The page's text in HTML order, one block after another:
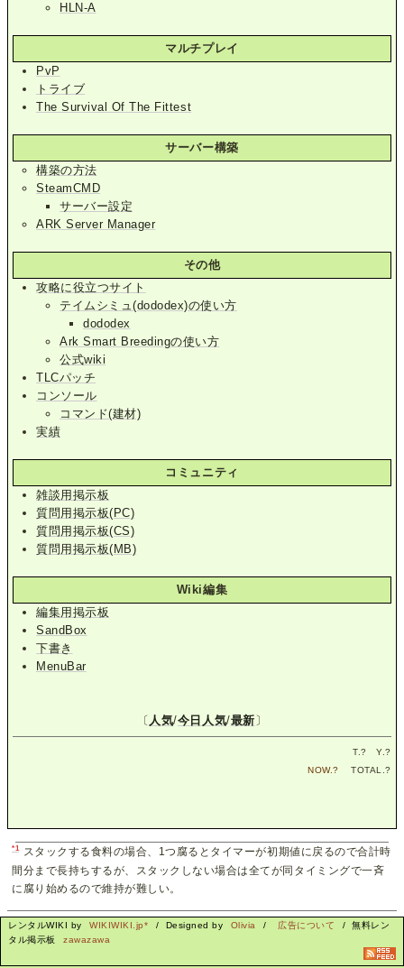
HLN-A
マルチプレイ
PvP
トライブ
The Survival Of The Fittest
サーバー構築
構築の方法
SteamCMD
サーバー設定
ARK Server Manager
その他
攻略に役立つサイト
テイムシミュ(dododex)の使い方
dododex
Ark Smart Breedingの使い方
公式wiki
TLCパッチ
コンソール
コマンド(建材)
実績
コミュニティ
雑談用掲示板
質問用掲示板(PC)
質問用掲示板(CS)
質問用掲示板(MB)
Wiki編集
編集用掲示板
SandBox
下書き
MenuBar
〔 人気/今日人気/最新 〕
T.? Y.?
NOW.? TOTAL.?
*1 スタックする食料の場合、1つ腐るとタイマーが初期値に戻るので合計時
間分まで長持ちするが、スタックしない場合は全てが同タイミングで一斉
に腐り始めるので維持が難しい。
レンタルWIKI by WIKIWIKI.jp* / Designed by Olivia / 広告について
/ 無料レン
タル掲示板
zawazawa